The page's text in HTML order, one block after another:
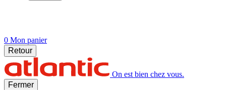
0 Mon panier
Retour
On est bien chez vous.
Fermer